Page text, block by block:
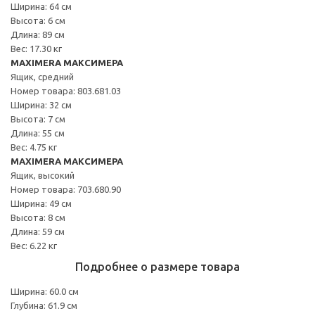
Ширина: 64 см
Высота: 6 см
Длина: 89 см
Вес: 17.30 кг
MAXIMERA МАКСИМЕРА
Ящик, средний
Номер товара: 803.681.03
Ширина: 32 см
Высота: 7 см
Длина: 55 см
Вес: 4.75 кг
MAXIMERA МАКСИМЕРА
Ящик, высокий
Номер товара: 703.680.90
Ширина: 49 см
Высота: 8 см
Длина: 59 см
Вес: 6.22 кг
Подробнее о размере товара
Ширина: 60.0 см
Глубина: 61.9 см